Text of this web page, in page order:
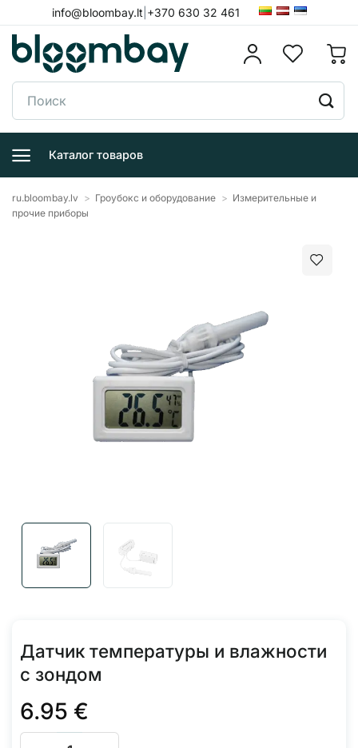
to
content
info@bloombay.lt +370 630 32 461
Поиск:
Каталог товаров
ru.bloombay.lv > Гроубокс и оборудование > Измерительные и
прочие приборы
Датчик температуры и влажности
с зондом
6.95 €
Количество товара Датчик температуры и влажности с